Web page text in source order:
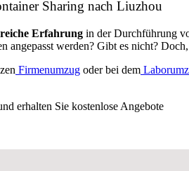
Sharing nach Liuzhou
Erfahrung in der Durchführung
angepasst werden? Gibt es nicht?
Firmenumzug oder bei dem
erhalten Sie kostenlose Angebote